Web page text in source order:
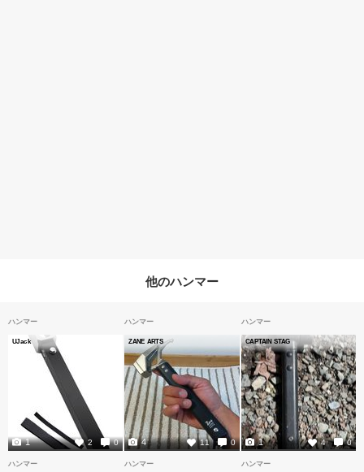
他のハンマー
ハンマー
UJack
2 0
1
ハンマー
ZANE ARTS
11 0
4
ハンマー
CAPTAIN STAG
4 0
1
ハンマー ハンマー ハンマー